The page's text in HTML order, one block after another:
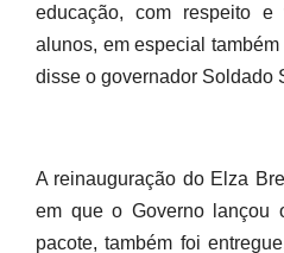
educação, com respeito e
alunos, em especial também
disse o governador Soldado
A reinauguração do Elza
em que o Governo lançou
pacote, também foi